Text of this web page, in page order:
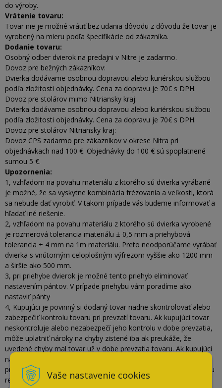
Vaše nastavenie cookies
do výroby.
Vrátenie tovaru:
Tovar nie je možné vrátiť bez udania dôvodu z dôvodu že tovar je
vyrobený na mieru podľa špecifikácie od zákazníka.
Dodanie tovaru:
Osobný odber dvierok na predajni v Nitre je zadarmo.
Dovoz pre bežných zákazníkov:
Dvierka dodávame osobnou dopravou alebo kuriérskou službou
podľa zložitosti objednávky. Cena za dopravu je 70€ s DPH.
Dovoz pre stolárov mimo Nitriansky kraj:
Dvierka dodávame osobnou dopravou alebo kuriérskou službou
podľa zložitosti objednávky. Cena za dopravu je 70€ s DPH.
Dovoz pre stolárov Nitriansky kraj:
Dovoz CPS zadarmo pre zákazníkov v okrese Nitra pri
objednávkach nad 100 €. Objednávky do 100 € sú spoplatnené
sumou 5 €.
Upozornenia:
1, vzhľadom na povahu materiálu z ktorého sú dvierka vyrábané
je možné, že sa vyskytne kombinácia frézovania a veľkosti, ktorá
sa nebude dať vyrobiť. V takom prípade vás budeme informovať a
hľadať iné riešenie.
2, vzhľadom na povahu materiálu z ktorého sú dvierka vyrobené
je rozmerová tolerancia materiálu ± 0,5 mm a priehybová
tolerancia ± 4 mm na 1m materiálu. Preto neodporúčame vyrábať
dvierka s vnútorným celoplošným výfrezom vyššie ako 1200 mm
a širšie ako 500 mm.
3, pri priehybe dvierok je možné tento priehyb eliminovať
nastavením pántov. V prípade priehybu vám poradíme ako
nastaviť pánty
4, Kupujúci je povinný si dodaný tovar riadne skontrolovať alebo
zabezpečiť kontrolu tovaru pri prevzatí tovaru. Ak kupujúci tovar
neskontroluje alebo nezabezpečí jeho kontrolu v dobe prevzatia,
môže uplatniť nároky na chyby zistené iba ak preukáže, že
uvedené chyby mal tovar už v dobe prevzatia tovaru. Ak kupujúci
na základe vážnych dôvodov neskontroluje kupovaný tovar pri
prevzatí tovaru, kupujúci je povinný zistené viditeľné chyby tovaru
reklamovať predávajúcemu ihneď po ich zistení, najneskôr však